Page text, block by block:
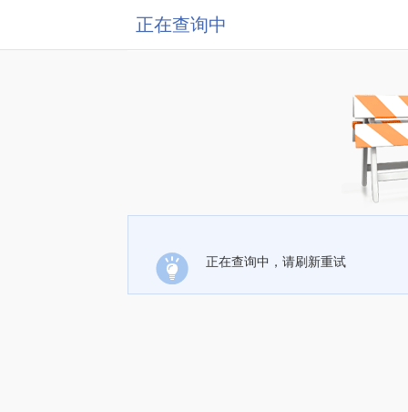
正在查询中
正在查询中，请刷新重试